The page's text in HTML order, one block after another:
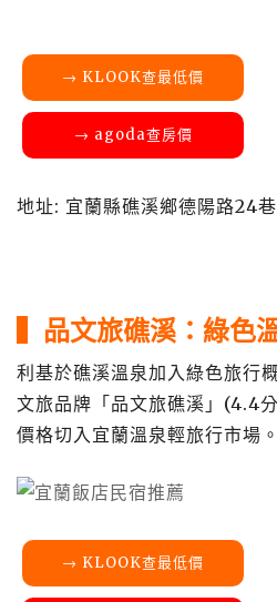
→ KLOOK查最低價
→ agoda查房價
地址: 宜蘭縣礁溪鄉德陽路24
▍品文旅礁溪：綠色
利基於礁溪溫泉加入綠色旅行
文旅品牌「品文旅礁溪」(4.4
價格切入宜蘭溫泉輕旅行市場。
→ KLOOK查最低價